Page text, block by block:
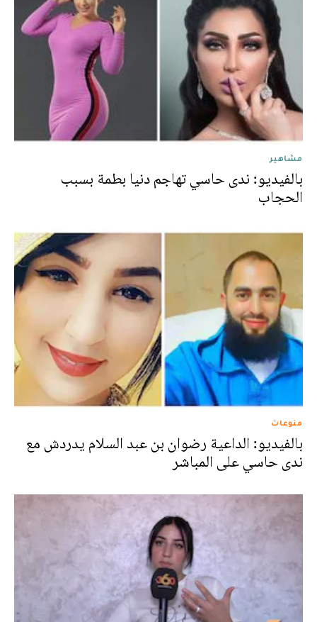
مشاهير
بالفيديو: ندى حاسي تهاجم دنيا بطمة بسبب
الحجاب
منوعات
بالفيديو: الداعية رضوان بن عبد السلام يدردش مع
ندى حاسي على المباشر